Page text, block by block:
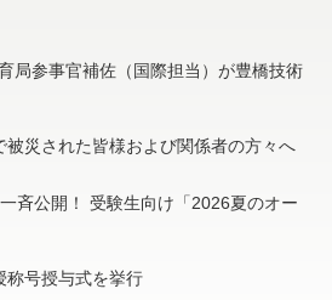
局参事官補佐（国際担当）が豊橋技術
被災された皆様および関係者の方々へ
斉公開！ 受験生向け「2026夏のオー
称号授与式を挙行